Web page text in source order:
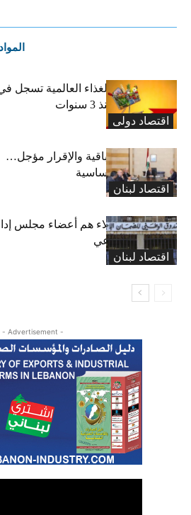
اقتصاد دولی
“الفاو”: أسعار الغذاء العالمية تسجل
أعلى مستوى منذ 3 سنوات
اقتصاد لبنان
رسوم النفايات باقية والإقرار مؤجل…
واستثناء لمواد أساسية
اقتصاد لبنان
بعد 19 عاماً: هؤلاء هم أعضاء مجلس
الضمان الاجتماعي
- Advertisement -